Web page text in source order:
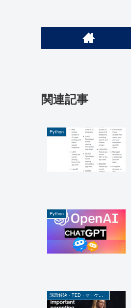
関連記事
Python
Python
課題解決・TED・マーケティング関係